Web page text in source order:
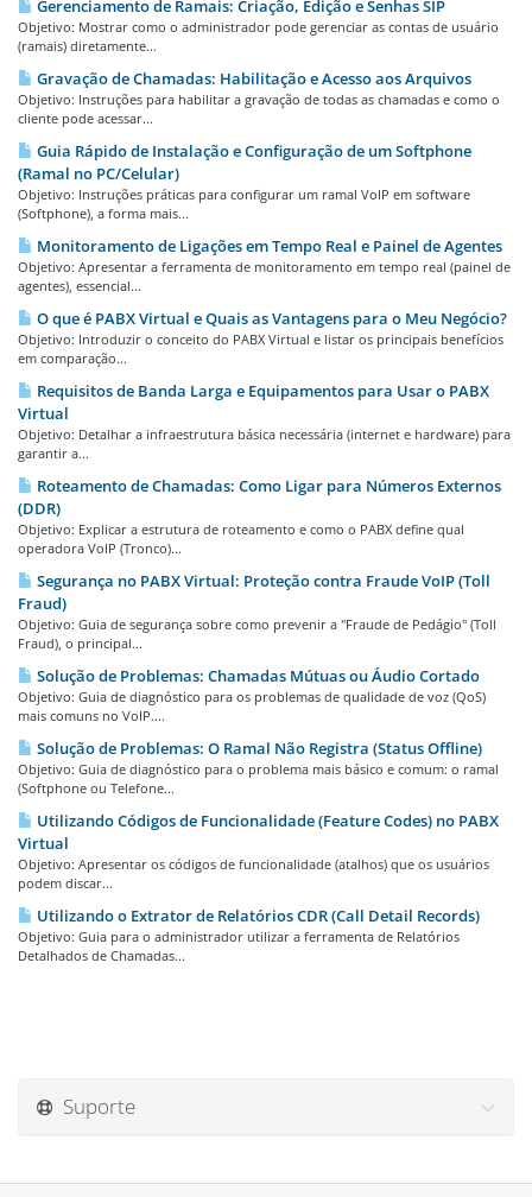
Gerenciamento de Ramais: Criação, Edição e Senhas SIP
Objetivo: Mostrar como o administrador pode gerenciar as contas de usuário
(ramais) diretamente...
Gravação de Chamadas: Habilitação e Acesso aos Arquivos
Objetivo: Instruções para habilitar a gravação de todas as chamadas e como o
cliente pode acessar...
Guia Rápido de Instalação e Configuração de um Softphone
(Ramal no PC/Celular)
Objetivo: Instruções práticas para configurar um ramal VoIP em software
(Softphone), a forma mais...
Monitoramento de Ligações em Tempo Real e Painel de Agentes
Objetivo: Apresentar a ferramenta de monitoramento em tempo real (painel de
agentes), essencial...
O que é PABX Virtual e Quais as Vantagens para o Meu Negócio?
Objetivo: Introduzir o conceito do PABX Virtual e listar os principais benefícios
em comparação...
Requisitos de Banda Larga e Equipamentos para Usar o PABX
Virtual
Objetivo: Detalhar a infraestrutura básica necessária (internet e hardware) para
garantir a...
Roteamento de Chamadas: Como Ligar para Números Externos
(DDR)
Objetivo: Explicar a estrutura de roteamento e como o PABX define qual
operadora VoIP (Tronco)...
Segurança no PABX Virtual: Proteção contra Fraude VoIP (Toll
Fraud)
Objetivo: Guia de segurança sobre como prevenir a "Fraude de Pedágio" (Toll
Fraud), o principal...
Solução de Problemas: Chamadas Mútuas ou Áudio Cortado
Objetivo: Guia de diagnóstico para os problemas de qualidade de voz (QoS)
mais comuns no VoIP....
Solução de Problemas: O Ramal Não Registra (Status Offline)
Objetivo: Guia de diagnóstico para o problema mais básico e comum: o ramal
(Softphone ou Telefone...
Utilizando Códigos de Funcionalidade (Feature Codes) no PABX
Virtual
Objetivo: Apresentar os códigos de funcionalidade (atalhos) que os usuários
podem discar...
Utilizando o Extrator de Relatórios CDR (Call Detail Records)
Objetivo: Guia para o administrador utilizar a ferramenta de Relatórios
Detalhados de Chamadas...
Suporte